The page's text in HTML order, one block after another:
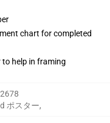
chart for completed
help in framing
ポスター,